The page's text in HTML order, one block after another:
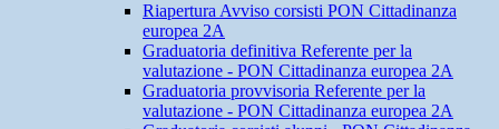
Riapertura Avviso corsisti PON Cittadinanza
europea 2A
Graduatoria definitiva Referente per la
valutazione - PON Cittadinanza europea 2A
Graduatoria provvisoria Referente per la
valutazione - PON Cittadinanza europea 2A